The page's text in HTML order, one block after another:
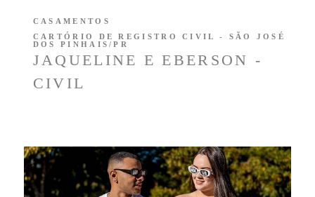
JAQUELINE E EBERSON -
CIVIL
CASAMENTOS
CARTÓRIO DE REGISTRO CIVIL - SÃO JOSÉ
DOS PINHAIS/PR